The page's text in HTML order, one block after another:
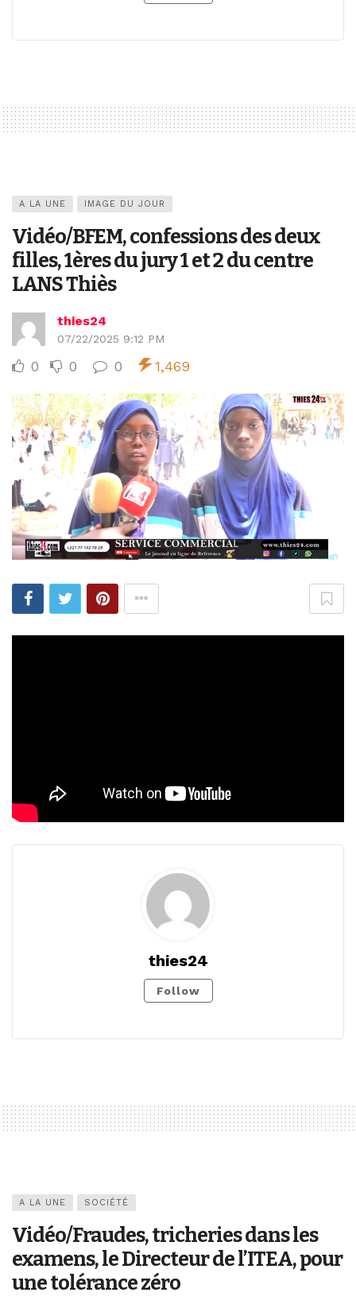
A LA UNE IMAGE DU JOUR
Vidéo/BFEM, confessions des deux
filles, 1ères du jury 1 et 2 du centre
LANS Thiès
thies24
07/22/2025 9:12 PM
0 0 0 1,469
thies24
Follow
A LA UNE SOCIÉTÉ
Vidéo/Fraudes, tricheries dans les
examens, le Directeur de l’ITEA, pour
une tolérance zéro